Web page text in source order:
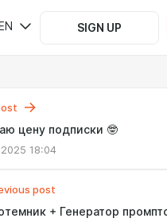
EN SIGN UP
цену подписки 🤓
18:04
post
+ Генератор